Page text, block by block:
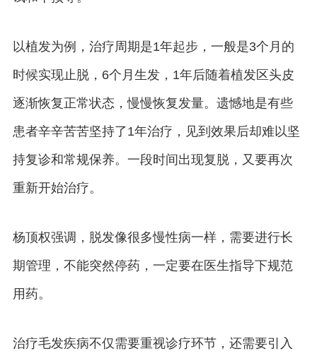
以植发为例，治疗周期是1年起步，一般是3个月的
时候实现止脱，6个月生发，1年后随着植发区头皮
逐渐恢复正常状态，慢慢恢复发量。遗憾地是有些
患者辛辛苦苦坚持了1年治疗，见到效果后却难以坚
持复诊和常规保养。一段时间出现复脱，又要再次
重新开始治疗。
杨顶权强调，脱发像很多慢性病一样，需要进行长
期管理，不能突然停药，一定要在医生指导下规范
用药。
治疗毛发疾病不仅需要重视诊疗环节，还需要引入